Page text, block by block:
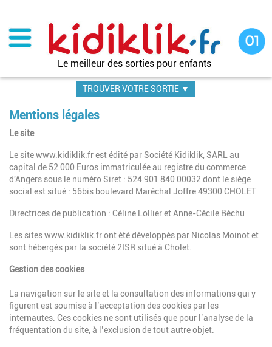
contenu
principal
Le meilleur des sorties pour enfants
TROUVER VOTRE SORTIE ▼
Mentions légales
Le site
Le site www.kidiklik.fr est édité par Société Kidiklik, SARL au
capital de 52 000 Euros immatriculée au registre du commerce
d'Angers sous le numéro Siret : 524 901 840 00032 dont le siège
social est situé : 56bis boulevard Maréchal Joffre 49300 CHOLET
Directrices de publication : Céline Lollier etAnne-Cécile Béchu
Les sites www.kidiklik.fr ont été développés par Nicolas Moinot et
sont hébergés par la société 2ISR situé à Cholet.
Gestion des cookies
La navigation sur le site et la consultation des informations qui y
figurent est soumise à l’acceptation des cookies par les
internautes. Ces cookies ne sont utilisés que pour l’analyse de la
fréquentation du site, à l’exclusion de tout autre objet.